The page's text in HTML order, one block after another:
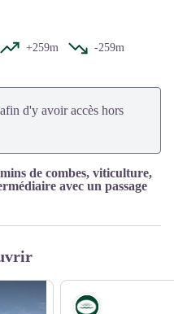
+259m
-259m
d'y avoir accès hors
de combes, viticulture,
avec un passage